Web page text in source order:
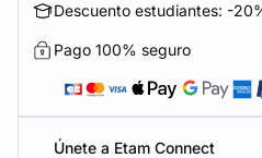
Descuento estudiantes: -
Pago 100% seguro
Únete a Etam Connect